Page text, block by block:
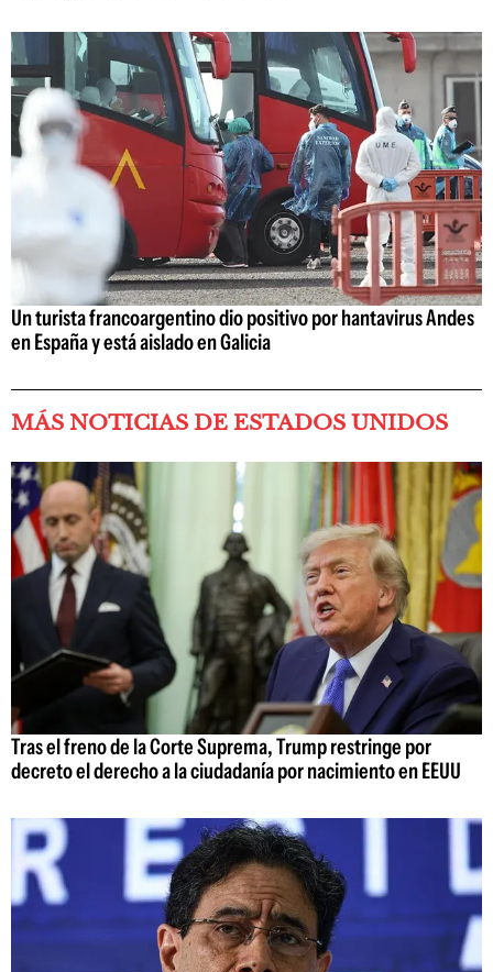
Un turista francoargentino dio positivo por hantavirus Andes
en España y está aislado en Galicia
MÁS NOTICIAS DE ESTADOS UNIDOS
Tras el freno de la Corte Suprema, Trump restringe por
decreto el derecho a la ciudadanía por nacimiento en EEUU